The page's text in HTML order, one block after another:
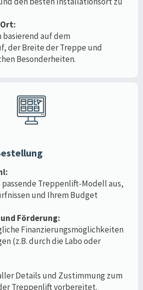
auf dem
der Breite der Treppe und
Besonderheiten.
passende Treppenlift-Modell aus,
und Ihrem Budget
Förderung:
Finanzierungsmöglichkeiten
(z.B. durch die Labo oder
Details und Zustimmung zum
Treppenlift vorbereitet.